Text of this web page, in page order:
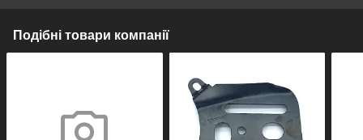
Подібні товари компанії